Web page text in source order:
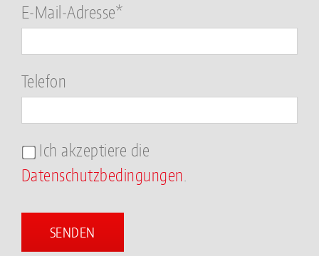
E-Mail-Adresse*
Telefon
Ich akzeptiere die
Datenschutzbedingungen